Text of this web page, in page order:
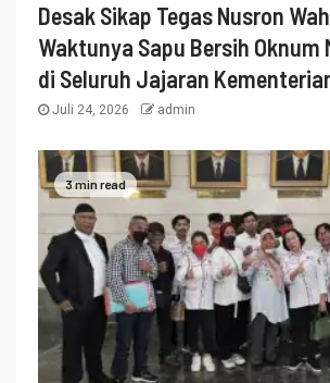
Desak Sikap Tegas Nusron
Waktunya Sapu Bersih Oknum
di Seluruh Jajaran
Juli 24, 2026 admin
3 min read